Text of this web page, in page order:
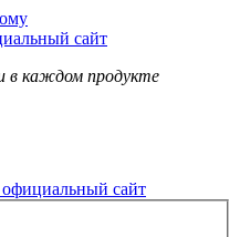
в каждом продукте